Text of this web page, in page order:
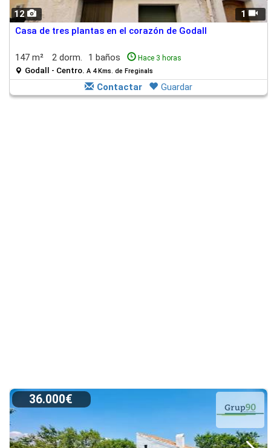
12 1
Casa de tres plantas en el corazón de Godall
147 m² 2 dorm. 1 baños Hace 3 horas
Godall - Centro. A 4 Kms. de Freginals
Contactar Guardar
36.000€